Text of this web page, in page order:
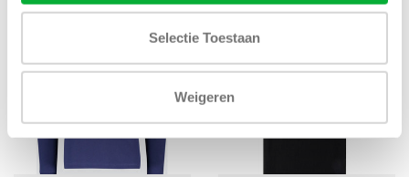
Selectie Toestaan
Weigeren